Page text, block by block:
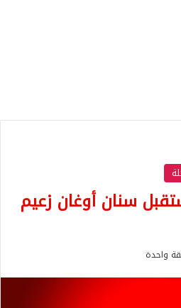
سنان أوغان زعيم
واحدة